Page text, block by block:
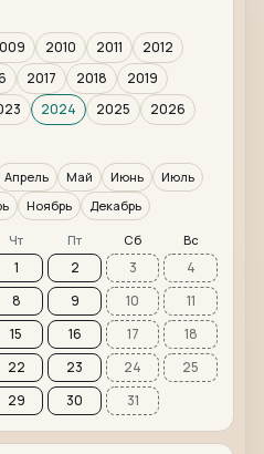
2010 2011
2012
2017 2018
2019
2024 2025
2026
Апрель Май Июнь
Июль
Ноябрь Декабрь
Чт Пт Сб Вс
1 2 3
4
8 9 10
11
15 16 17
18
22 23 24
25
29 30 31